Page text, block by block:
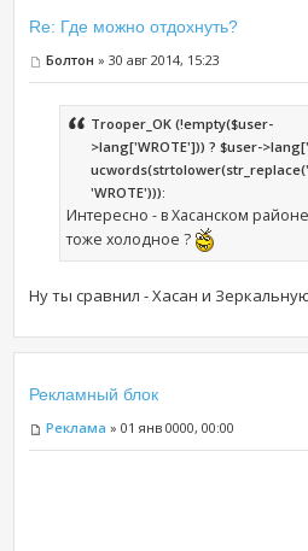
Re: Где можно отдохнуть?
Болтон » 30 авг 2014, 15:23
Trooper_OK (!empty($user-
>lang['WROTE'])) ? $user-
'WROTE'))):
Интересно - в Хасанском
тоже холодное ?
Ну ты сравнил - Хасан и
Рекламный блок
Реклама » 01 янв 0000, 00:00